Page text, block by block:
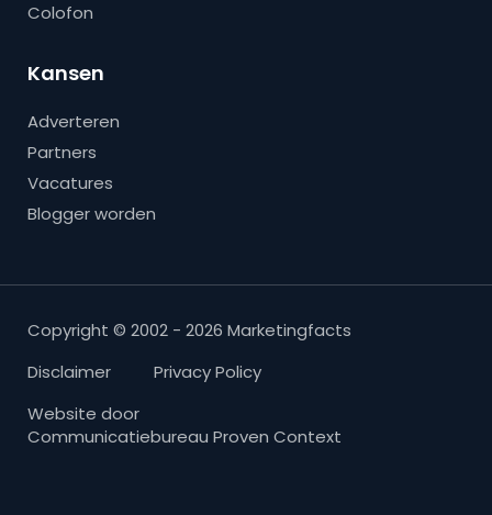
Colofon
Kansen
Adverteren
Partners
Vacatures
Blogger worden
Copyright © 2002 - 2026 Marketingfacts
Disclaimer
Privacy Policy
Website door
Communicatiebureau Proven Context